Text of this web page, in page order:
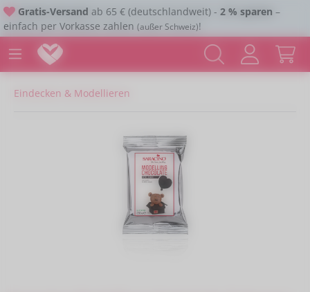
Zum Hauptinhalt springen
Gratis-Versand ab 65 € (deutschlandweit) - 2 % sparen –
einfach per Vorkasse zahlen (außer Schweiz)!
Eindecken & Modellieren